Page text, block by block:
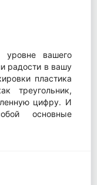
вашего
радости в вашу
пластика
треугольник,
цифру. И
основные